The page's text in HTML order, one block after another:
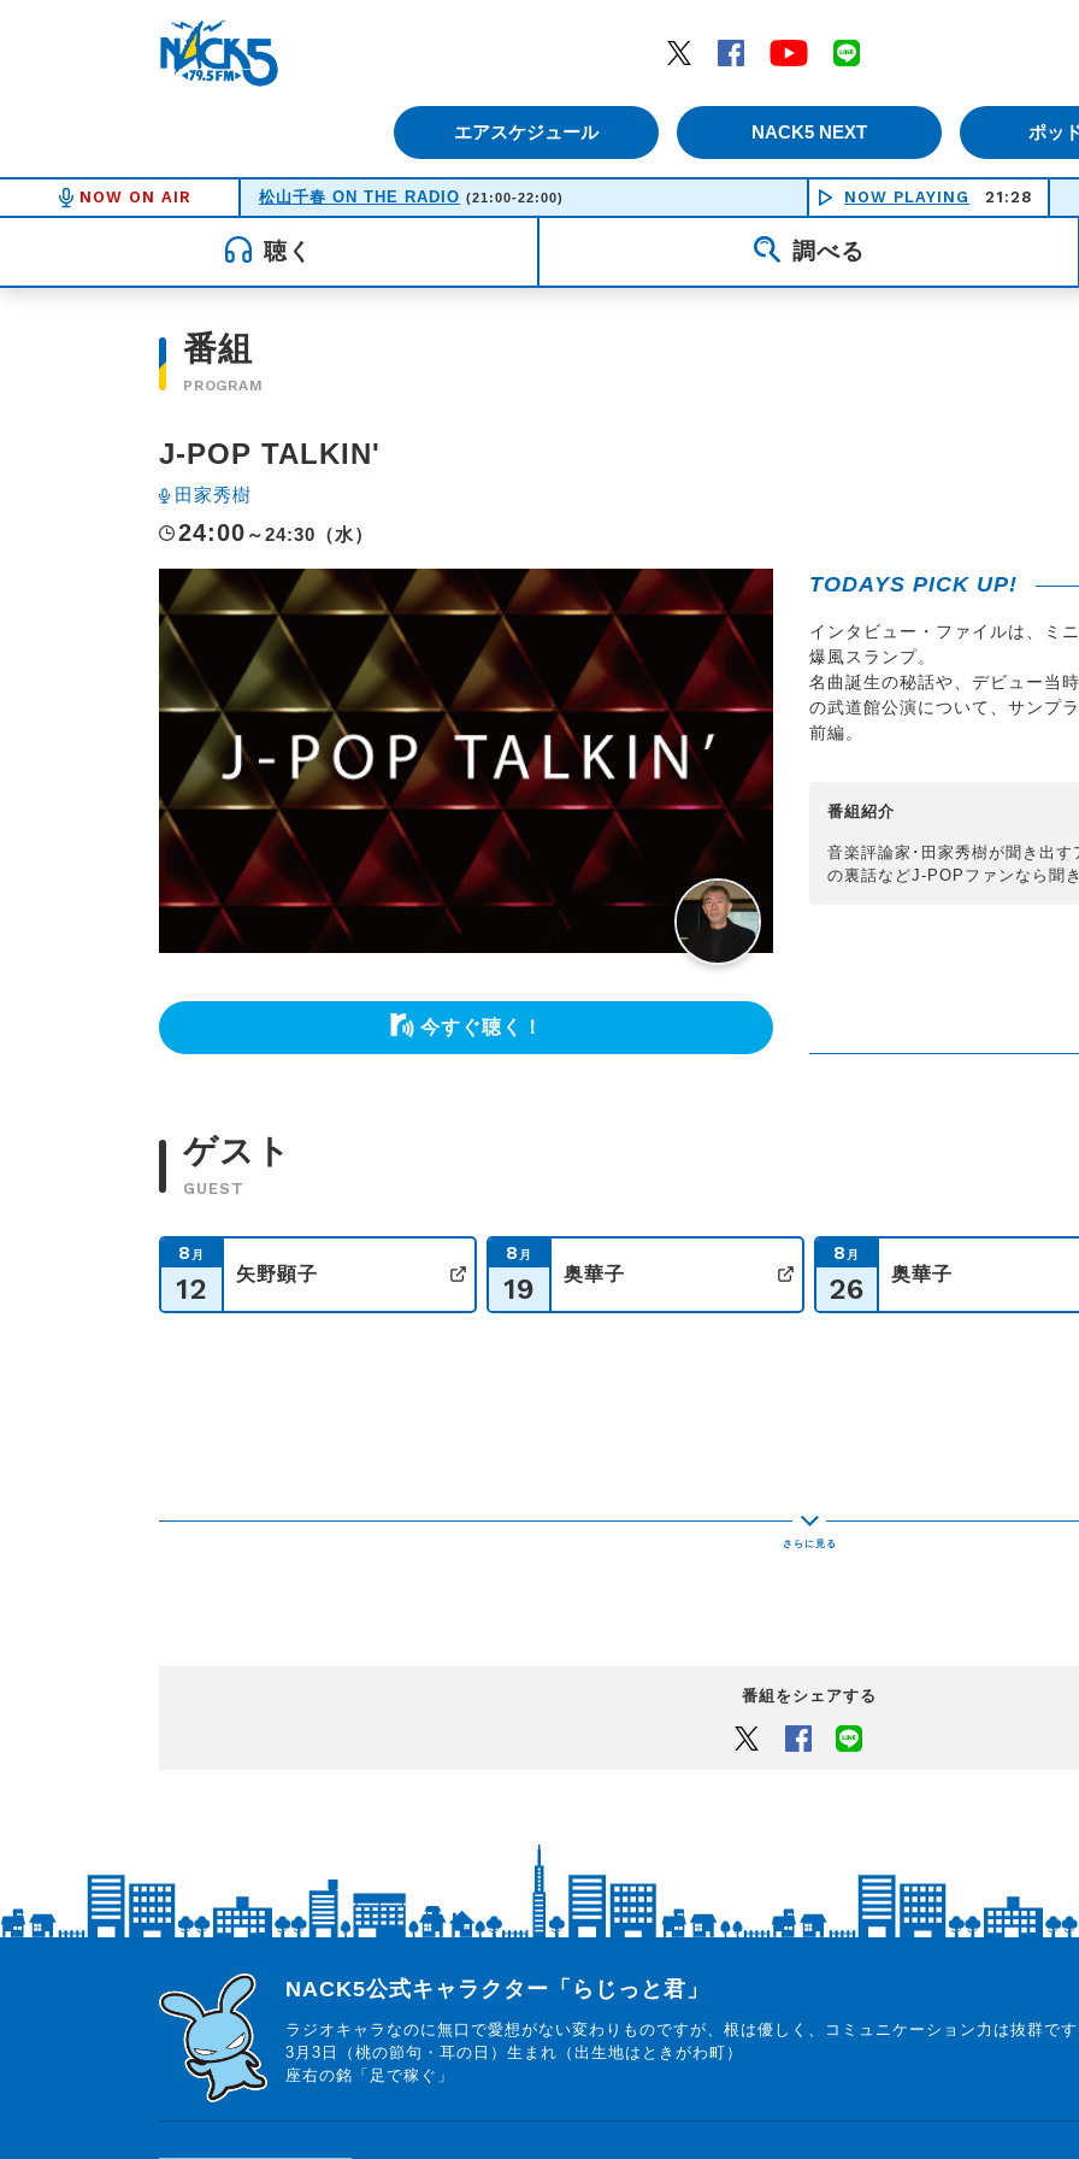
Twitter
Facebook YouTube
エアスケジュール NACK5 NEXT ポッ
NOW ON AIR 松山千春 ON THE RADIO (21:00-22:00) NOW PLAYING 21:28
聴く 調べる
番組
PROGRAM
J-POP TALKIN'
田家秀樹
24:00 ～24:30（水）
今すぐ聴く！
TODAYS PICK UP!
インタビュー・ファイルは、ミ
爆風スランプ。
名曲誕生の秘話や、デビュー当
の武道館公演について、サンプ
前編。
番組紹介
音楽評論家･田家秀樹が聞き出す
の裏話などJ-POPファンなら聞
ゲスト
GUEST
8 月
12
矢野顕子
公式サイト
8 月
19
奥華子
公式サイト
8 月
26
奥華子
番組をシェアする
Twitter Facebook
らじっと君
NACK5公式キャラクター「らじっと君」
ラジオキャラなのに無口で愛想がない変わりものですが、根は優しく、コミュニケーション力は抜群です
3月3日（桃の節句・耳の日）生まれ（出生地はときがわ町）
座右の銘「足で稼ぐ」